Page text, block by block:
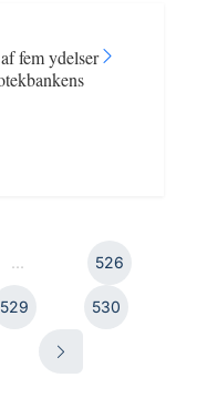
fem ydelser
... 526
529 530